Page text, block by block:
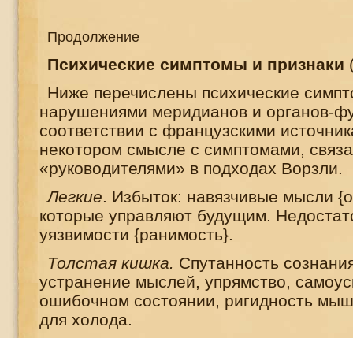
Продолжение
Психические симптомы и признаки
Ниже перечислены психические
нарушениями меридианов и органов-
соответствии с французскими
некотором смысле с симптомами,
«руководителями» в подходах Ворзли.
Легкие. Избыток: навязчивые мысли
которые управляют будущим.
уязвимости {ранимость}.
Толстая кишка. Cпутанность
устранение мыслей, упрямство,
ошибочном состоянии, ригидность
для холода.